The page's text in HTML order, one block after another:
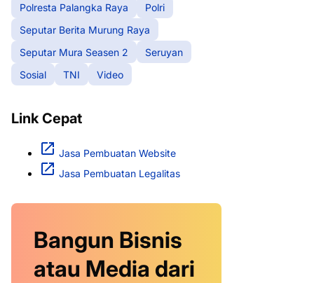
Polresta Palangka Raya
Polri
Seputar Berita Murung Raya
Seputar Mura Seasen 2
Seruyan
Sosial
TNI Video
Link Cepat
Jasa Pembuatan Website
Jasa Pembuatan Legalitas
Bangun Bisnis
atau Media dari